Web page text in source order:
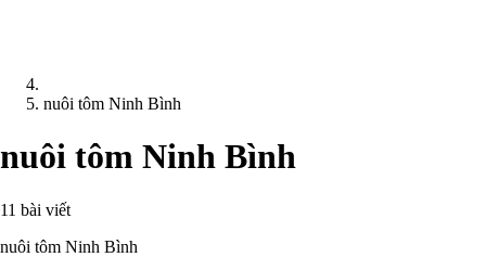
nuôi tôm Ninh Bình
nuôi tôm Ninh Bình
11 bài viết
nuôi tôm Ninh Bình